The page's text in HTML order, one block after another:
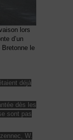
lors
d’un
Bretonne le
déjà
dès les
sont pas
W.